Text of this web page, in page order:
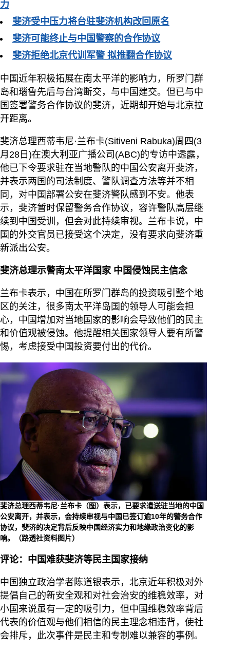
力
斐济受中压力将台驻斐济机构改回原名
斐济可能终止与中国警察的合作协议
斐济拒绝北京代训军警 拟推翻合作协议
中国近年积极拓展在南太平洋的影响力，所罗门群
岛和瑙鲁先后与台湾断交，与中国建交。但已与中
国签署警务合作协议的斐济，近期却开始与北京拉
开距离。
斐济总理西蒂韦尼·兰布卡(Sitiveni Rabuka)周四(3
月28日)在澳大利亚广播公司(ABC)的专访中透露，
他已下令要求驻在当地警队的中国公安离开斐济，
并表示两国的司法制度、警队调查方法等并不相
同，对中国部署公安在斐济警队感到不安。他表
示，斐济暂时保留警务合作协议，容许警队高层继
续到中国受训，但会对此持续审视。兰布卡说，中
国的外交官员已接受这个决定，没有要求向斐济重
新派出公安。
斐济总理示警南太平洋国家 中国侵蚀民主信念
兰布卡表示，中国在所罗门群岛的投资吸引整个地
区的关注，很多南太平洋岛国的领导人可能会担
心，中国增加对当地国家的影响会导致他们的民主
和价值观被侵蚀。他提醒相关国家领导人要有所警
惕，考虑接受中国投资要付出的代价。
斐济总理西蒂韦尼·兰布卡（图）表示，已要求遣送驻当地的中国
公安离开，并表示，会持续审视与中国已签订逾10年的警务合作
协议，斐济的决定背后反映中国经济实力和地缘政治变化的影
响。（路透社资料图片）
评论：中国难获斐济等民主国家接纳
中国独立政治学者陈道银表示，北京近年积极对外
提倡自己的新安全观和对社会治安的维稳效率，对
小国来说虽有一定的吸引力，但中国维稳效率背后
代表的价值观与他们相信的民主理念相违背，使社
会排斥，此次事件是民主和专制难以兼容的事例。